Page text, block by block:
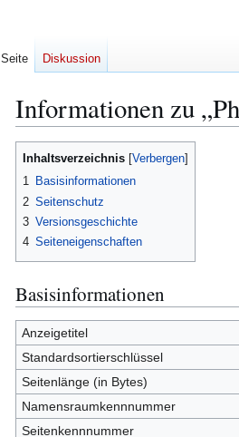
Informationen zu
Zur
Zur
Inhaltsverzeichnis
1 Basisinformationen
2 Seitenschutz
3 Versionsgeschichte
4 Seiteneigenschaften
Basisinformationen
Anzeigetitel
Standardsortierschlüssel
Seitenlänge (in Bytes)
Namensraumkennnummer
Seitenkennnummer
Seite Diskussion